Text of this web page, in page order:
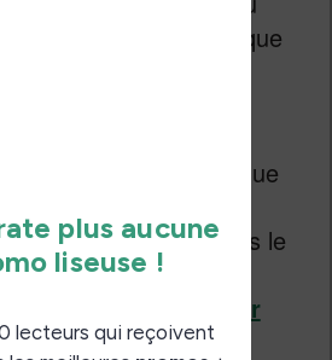
de la lecture numérique
peut facilement
prend 72 heures
que quelques
Rien n’empêche que
un système de
automatiques dans le
la traduction est
j’ai pu l’observer
).